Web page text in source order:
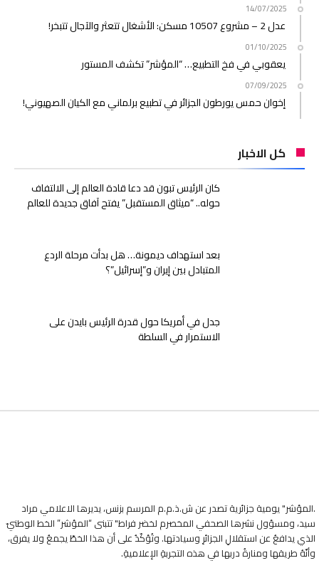
14/07/2025
عدل 2 – مشروع 10507 مسكن: الأشغال تتعثر والآجال تتبخر!
01/10/2025
يعقوبي في فخ التطبيع… “المؤشر” تكشف المستور
07/09/2025
إخوان حمس يورطون الجزائر في تطبيع برلماني مع الكيان الصهيوني!
كل الاخبار
كان الرئيس تبون قد دعا قادة العالم إلى الالتفاف
حوله.. “ميثاق المستقبل” يفتح آفاق جديدة للعالم
بعد استهداف ديمونة… هل بدأت مرحلة الردع
المتبادل بين إيران و”إسرائيل”؟
جدل في أمريكا حول قدرة الرئيس بايدن على
الاستمرار في السلطة
.المؤشر" يومية جزائرية تصدر عن ش.ذ.م.م المرسم بزنس، يديرها الاعلامي مراد
سيد، ومسؤول نشرها الصحفي المخصرم لخضر فراط" تتبنى “المؤشر” الخط الوطنيّ
الذي يدافعُ عن استقلالِ الجزائرِ وسيادتها. وتُؤكّدُ على أن هذا الخطّ يجمعُ ولا يفرق،
وأنّهُ طريقها ومنارةُ دربها في هذه التجربةِ الإعلاميةِ.